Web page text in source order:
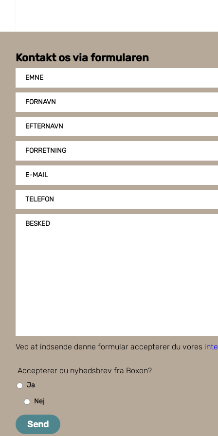
Tykkelse: 5 my
Temperaturbestandig: 100°C
Kontakt os via formularen
EMNE
FORNAVN
EFTERNAVN
FORRETNING
E-MAIL
TELEFON
BESKED
Ved at indsende denne formular accepterer du vores
Accepterer du nyhedsbrev fra Boxon?
Ja
Nej
Send